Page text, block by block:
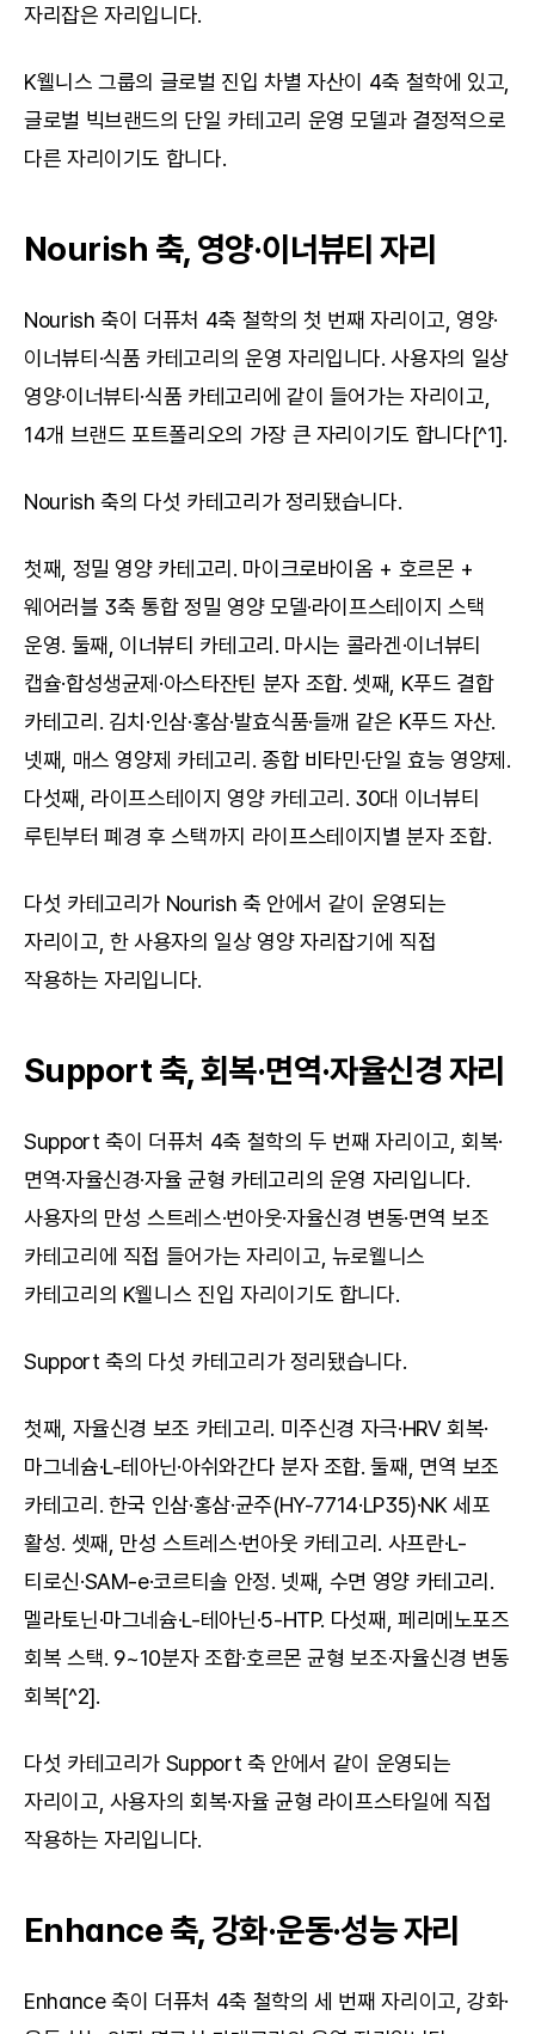
자리잡은 자리입니다.
K웰니스 그룹의 글로벌 진입 차별 자산이 4축 철학에 있고,
글로벌 빅브랜드의 단일 카테고리 운영 모델과 결정적으로
다른 자리이기도 합니다.
Nourish 축, 영양·이너뷰티 자리
Nourish 축이 더퓨처 4축 철학의 첫 번째 자리이고, 영양·
이너뷰티·식품 카테고리의 운영 자리입니다. 사용자의 일상
영양·이너뷰티·식품 카테고리에 같이 들어가는 자리이고,
14개 브랜드 포트폴리오의 가장 큰 자리이기도 합니다[^1].
Nourish 축의 다섯 카테고리가 정리됐습니다.
첫째, 정밀 영양 카테고리. 마이크로바이옴 + 호르몬 +
웨어러블 3축 통합 정밀 영양 모델·라이프스테이지 스택
운영. 둘째, 이너뷰티 카테고리. 마시는 콜라겐·이너뷰티
캡슐·합성생균제·아스타잔틴 분자 조합. 셋째, K푸드 결합
카테고리. 김치·인삼·홍삼·발효식품·들깨 같은 K푸드 자산.
넷째, 매스 영양제 카테고리. 종합 비타민·단일 효능 영양제.
다섯째, 라이프스테이지 영양 카테고리. 30대 이너뷰티
루틴부터 폐경 후 스택까지 라이프스테이지별 분자 조합.
다섯 카테고리가 Nourish 축 안에서 같이 운영되는
자리이고, 한 사용자의 일상 영양 자리잡기에 직접
작용하는 자리입니다.
Support 축, 회복·면역·자율신경 자리
Support 축이 더퓨처 4축 철학의 두 번째 자리이고, 회복·
면역·자율신경·자율 균형 카테고리의 운영 자리입니다.
사용자의 만성 스트레스·번아웃·자율신경 변동·면역 보조
카테고리에 직접 들어가는 자리이고, 뉴로웰니스
카테고리의 K웰니스 진입 자리이기도 합니다.
Support 축의 다섯 카테고리가 정리됐습니다.
첫째, 자율신경 보조 카테고리. 미주신경 자극·HRV 회복·
마그네슘·L-테아닌·아쉬와간다 분자 조합. 둘째, 면역 보조
카테고리. 한국 인삼·홍삼·균주(HY-7714·LP35)·NK 세포
활성. 셋째, 만성 스트레스·번아웃 카테고리. 사프란·L-
티로신·SAM-e·코르티솔 안정. 넷째, 수면 영양 카테고리.
멜라토닌·마그네슘·L-테아닌·5-HTP. 다섯째, 페리메노포즈
회복 스택. 9~10분자 조합·호르몬 균형 보조·자율신경 변동
회복[^2].
다섯 카테고리가 Support 축 안에서 같이 운영되는
자리이고, 사용자의 회복·자율 균형 라이프스타일에 직접
작용하는 자리입니다.
Enhance 축, 강화·운동·성능 자리
Enhance 축이 더퓨처 4축 철학의 세 번째 자리이고, 강화·